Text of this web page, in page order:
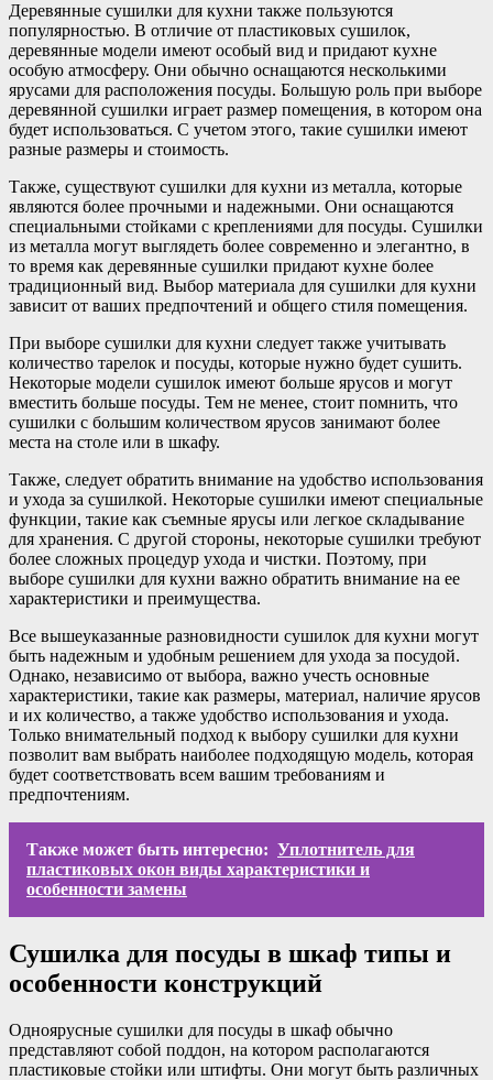
Деревянные сушилки для кухни также пользуются
популярностью. В отличие от пластиковых сушилок,
деревянные модели имеют особый вид и придают кухне
особую атмосферу. Они обычно оснащаются несколькими
ярусами для расположения посуды. Большую роль при выборе
деревянной сушилки играет размер помещения, в котором она
будет использоваться. С учетом этого, такие сушилки имеют
разные размеры и стоимость.
Также, существуют сушилки для кухни из металла, которые
являются более прочными и надежными. Они оснащаются
специальными стойками с креплениями для посуды. Сушилки
из металла могут выглядеть более современно и элегантно, в
то время как деревянные сушилки придают кухне более
традиционный вид. Выбор материала для сушилки для кухни
зависит от ваших предпочтений и общего стиля помещения.
При выборе сушилки для кухни следует также учитывать
количество тарелок и посуды, которые нужно будет сушить.
Некоторые модели сушилок имеют больше ярусов и могут
вместить больше посуды. Тем не менее, стоит помнить, что
сушилки с большим количеством ярусов занимают более
места на столе или в шкафу.
Также, следует обратить внимание на удобство использования
и ухода за сушилкой. Некоторые сушилки имеют специальные
функции, такие как съемные ярусы или легкое складывание
для хранения. С другой стороны, некоторые сушилки требуют
более сложных процедур ухода и чистки. Поэтому, при
выборе сушилки для кухни важно обратить внимание на ее
характеристики и преимущества.
Все вышеуказанные разновидности сушилок для кухни могут
быть надежным и удобным решением для ухода за посудой.
Однако, независимо от выбора, важно учесть основные
характеристики, такие как размеры, материал, наличие ярусов
и их количество, а также удобство использования и ухода.
Только внимательный подход к выбору сушилки для кухни
позволит вам выбрать наиболее подходящую модель, которая
будет соответствовать всем вашим требованиям и
предпочтениям.
Также может быть интересно: Уплотнитель для
пластиковых окон виды характеристики и
особенности замены
Сушилка для посуды в шкаф типы и
особенности конструкций
Одноярусные сушилки для посуды в шкаф обычно
представляют собой поддон, на котором располагаются
пластиковые стойки или штифты. Они могут быть различных